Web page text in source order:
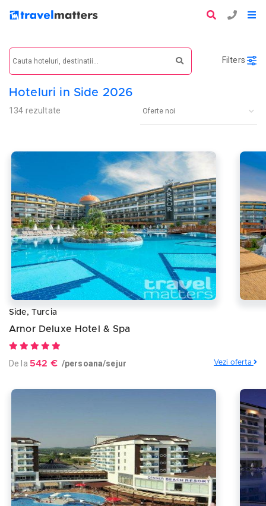
Filters
Hoteluri in Side 2026
134 rezultate
Side, Turcia
Arnor Deluxe Hotel & Spa
De la 542 € /persoana/sejur Vezi oferta